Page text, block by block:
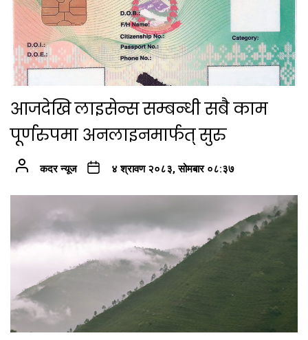
आजदेखि लाइसेन्स सम्बन्धी सबै काम
पूर्णरुपमा अनलाइनमार्फत् सुरु
कदर न्यूज ४ श्रावण २०८३, सोमबार ०८:३७